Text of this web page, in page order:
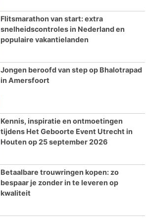
Flitsmarathon van start: extra
snelheidscontroles in Nederland en
populaire vakantielanden
Jongen beroofd van step op Bhalotrapad
in Amersfoort
Kennis, inspiratie en ontmoetingen
tijdens Het Geboorte Event Utrecht in
Houten op 25 september 2026
Betaalbare trouwringen kopen: zo
bespaar je zonder in te leveren op
kwaliteit